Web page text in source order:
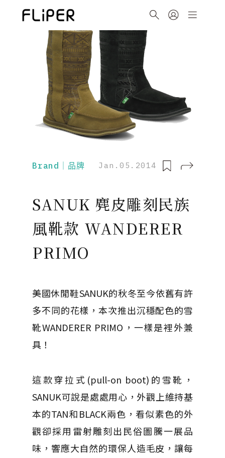
Brand｜品牌 Jan.05.2014
SANUK 麂皮雕刻民族
風靴款 WANDERER
PRIMO
美國休閒鞋SANUK的秋冬至今依舊有許
多不同的花樣，本次推出沉穩配色的雪
靴WANDERER PRIMO，一樣是裡外兼
具！
這款穿拉式(pull-on boot)的雪靴，
SANUK可說是處處用心，外觀上維持基
本的TAN和BLACK兩色，看似素色的外
觀卻採用雷射雕刻出民俗圖騰一展品
味，響應大自然的環保人造毛皮，讓每